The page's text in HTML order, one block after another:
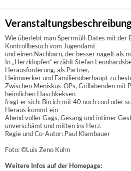
Veranstaltungsbeschreibung
Wie überlebt man Sperrmüll-Dates mit der
Kontrollbesuch vom Jugendamt
und einen Nachbarn, der besser nagelt als
In „Herzklopfen“ erzählt Stefan
Herausforderung, als Partner,
Heimwerker und Familienoberhaupt zu
Zwischen Meniskus-OPs, Grillabenden mit
heimlichen Haschkeksen
fragt er sich: Bin ich mit 40 noch cool oder
Heraus kommt ein
Abend voller Gags, Gesang und intimer
unverschämt und mitten ins Herz.
Regie und Co-Autor: Paul Klambauer
Foto: ©Luis Zeno Kuhn
Weitere Infos auf der Homepage: